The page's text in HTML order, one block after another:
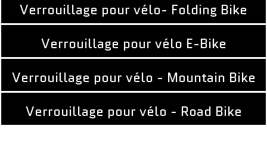
Verrouillage pour vélo- Folding Bike
Verrouillage pour vélo E-Bike
Verrouillage pour vélo - Mountain Bike
Verrouillage pour vélo - Road Bike